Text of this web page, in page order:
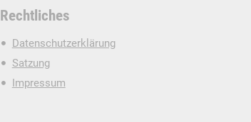
Rechtliches
Datenschutzerklärung
Satzung
Impressum